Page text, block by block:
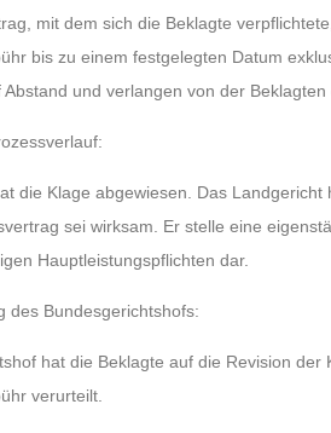
mit dem sich die Beklagte
bis zu einem festgelegten Datum
und verlangen von der
die Klage abgewiesen. Das
sei wirksam. Er stelle eine
Hauptleistungspflichten dar.
des Bundesgerichtshofs:
hat die Beklagte auf die Revision der
verurteilt.